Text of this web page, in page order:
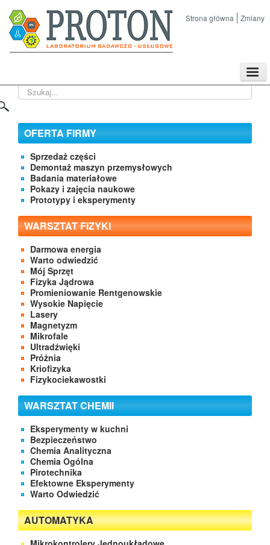
Strona główna Zmiany
Kontakt
Szukaj...
OFERTA FIRMY
Sprzedaż części
Demontaż maszyn przemysłowych
Badania materiałowe
Pokazy i zajęcia naukowe
Prototypy i eksperymenty
WARSZTAT FIZYKI
Darmowa energia
Warto odwiedzić
Mój Sprzęt
Fizyka Jądrowa
Promieniowanie Rentgenowskie
Wysokie Napięcie
Lasery
Magnetyzm
Mikrofale
Ultradźwięki
Próżnia
Kriofizyka
Fizykociekawostki
WARSZTAT CHEMII
Eksperymenty w kuchni
Bezpieczeństwo
Chemia Analityczna
Chemia Ogólna
Pirotechnika
Efektowne Eksperymenty
Warto Odwiedzić
AUTOMATYKA